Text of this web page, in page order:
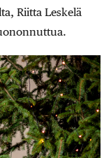
Riitta Leskelä